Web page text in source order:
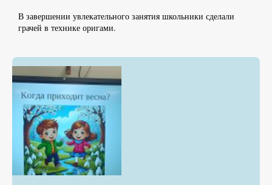
В завершении увлекательного занятия школьники сделали
грачей в технике оригами.